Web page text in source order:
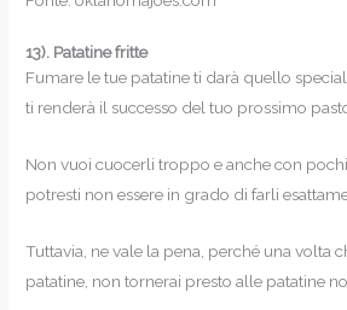
13). Patatine fritte
Fumare le tue patatine ti darà quello
ti renderà il successo del tuo prossimo
Non vuoi cuocerli troppo e anche con
potresti non essere in grado di farli
Tuttavia, ne vale la pena, perché una volta
patatine, non tornerai presto alle patatine